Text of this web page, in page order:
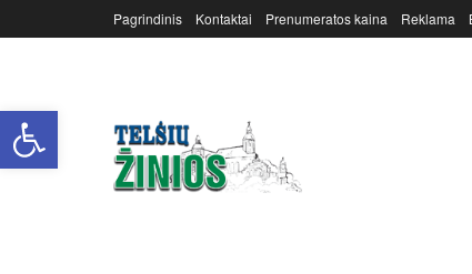
Open toolbar
Pagrindinis Kontaktai Prenumeratos kaina Reklama